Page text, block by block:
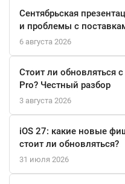
проводник в мир цифровых
Сентябрьская
и проблемы с
6 августа 2026
Стоит ли обновляться
Pro? Честный разбор
3 августа 2026
iOS 27: какие новые
стоит ли обновляться?
31 июля 2026